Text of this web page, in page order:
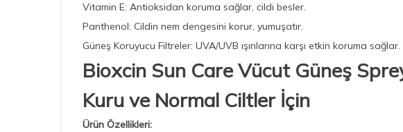
Vitamin E: Antioksidan koruma sağlar, cildi besler.
Panthenol: Cildin nem dengesini korur, yumuşatır.
Güneş Koruyucu Filtreler: UVA/UVB ışınlarına karşı etkin koruma sağlar.
Bioxcin Sun Care Vücut Güneş
Kuru ve Normal Ciltler İçin
Ürün Özellikleri: